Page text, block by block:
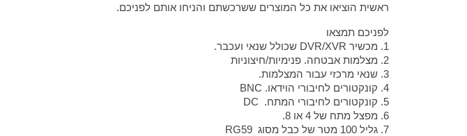
ראשית הוציאו את כל המוצרים ששרכשתם והניחו אותם לפניכם.
לפניכם תמצאו
1. מכשיר DVR/XVR שכולל שנאי ועכבר.
2. מצלמות אבטחה. פנימיות/חיצוניות
3. שנאי מרכזי עבור המצלמות.
4. קונקטורים לחיבורי הוידאו. BNC
5. קונקטורים לחיבורי המתח. DC
6. מפצל מתח של 4 או 8.
7. גליל 100 מטר של כבל מסוג RG59